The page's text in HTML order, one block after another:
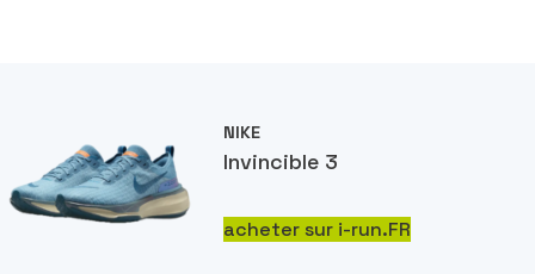
NIKE
Invincible 3
acheter sur i-run.FR